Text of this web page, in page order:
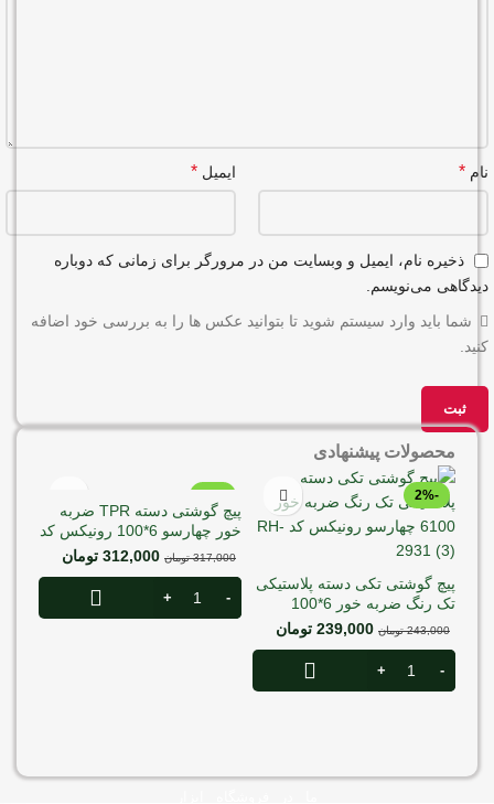
نام * ایمیل *
ذخیره نام، ایمیل و وبسایت من در مرورگر برای زمانی که دوباره
دیدگاهی می‌نویسم.
شما باید وارد سیستم شوید تا بتوانید عکس ها را به بررسی خود اضافه
کنید.
محصولات پیشنهادی
-2%
پیچ گوشتی تکی دسته پلاستیکی
تک رنگ ضربه خور 6*100
چهارسو رونیکس کد RH-2931
243,000 تومان 239,000 تومان
پیچ گوشتی دسته TPR ضربه
خور چهارسو 6*100 رونیکس کد
RH-2970
317,000 تومان 312,000 تومان